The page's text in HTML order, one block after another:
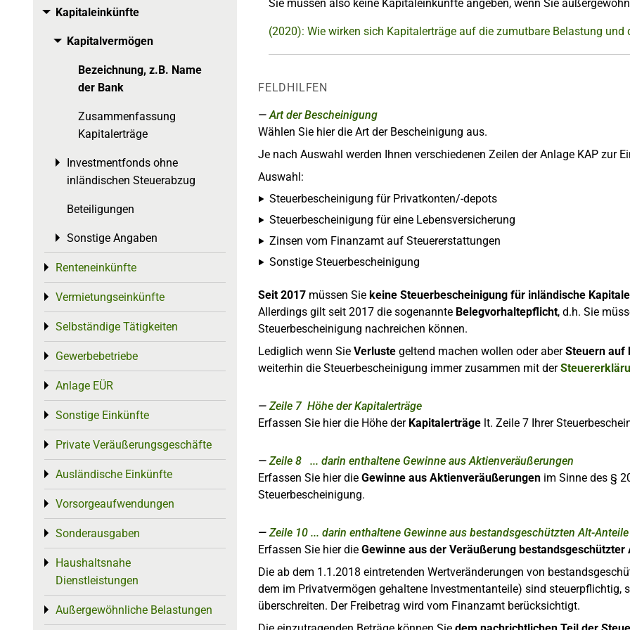
Sie müssen also keine Kapitaleinkünfte angeben, wenn Sie
(2020): Wie wirken sich Kapitalerträge auf die zumutbare Belastung
FELDHILFEN
Art der Bescheinigung
Wählen Sie hier die Art der Bescheinigung aus.
Je nach Auswahl werden Ihnen verschiedenen Zeilen der Anlage KAP zur
Auswahl:
Steuerbescheinigung für Privatkonten/-depots
Steuerbescheinigung für eine Lebensversicherung
Zinsen vom Finanzamt auf Steuererstattungen
Sonstige Steuerbescheinigung
Seit 2017 müssen Sie keine Steuerbescheinigung für inländische
Allerdings gilt seit 2017 die sogenannte Belegvorhaltepflicht, d.h. Sie
Steuerbescheinigung nachreichen können.
Lediglich wenn Sie Verluste geltend machen wollen oder aberSteuern auf
weiterhin die Steuerbescheinigung immer zusammen mit der
Zeile 7 Höhe der Kapitalerträge
Erfassen Sie hier die Höhe der Kapitalerträge lt. Zeile 7 Ihrer
Zeile 8
... darin enthaltene Gewinne aus Aktienveräußerungen
Erfassen Sie hier die Gewinne aus Aktienveräußerungen im Sinne des §
Steuerbescheinigung.
Zeile 10 ... darin enthaltene Gewinne aus bestandsgeschützten Alt-Anteile
Erfassen Sie hier die Gewinne aus der Veräußerung bestandsgeschützter
Die ab dem 1.1.2018 eintretenden Wertveränderungen von
dem im Privatvermögen gehaltene Investmentanteile) sind steuerpflichtig,
überschreiten. Der Freibetrag wird vom Finanzamt berücksichtigt.
Kapitaleinkünfte
Toggle menu
Kapitalvermögen
Toggle menu
Bezeichnung, z.B. Name
der Bank
Zusammenfassung
Kapitalerträge
Investmentfonds ohne
inländischen Steuerabzug
Toggle menu
Beteiligungen
Sonstige Angaben
Toggle menu
Renteneinkünfte
Toggle menu
Vermietungseinkünfte
Toggle menu
Selbständige Tätigkeiten
Toggle menu
Gewerbebetriebe
Toggle menu
Anlage EÜR
Toggle menu
Sonstige Einkünfte
Toggle menu
Private Veräußerungsgeschäfte
Toggle menu
Ausländische Einkünfte
Toggle menu
Vorsorgeaufwendungen
Toggle menu
Sonderausgaben
Toggle menu
Haushaltsnahe
Dienstleistungen
Toggle menu
Außergewöhnliche Belastungen
Toggle menu